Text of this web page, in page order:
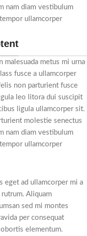
nam diam vestibulum
ullamcorper
malesuada metus mi urna
fusce a ullamcorper
non parturient fusce
leo litora dui suscipit
ligula ullamcorper sit.
molestie senectus
nam diam vestibulum
ullamcorper
eget ad ullamcorper mi a
Aliquam
sed mi montes
per consequat
elementum.